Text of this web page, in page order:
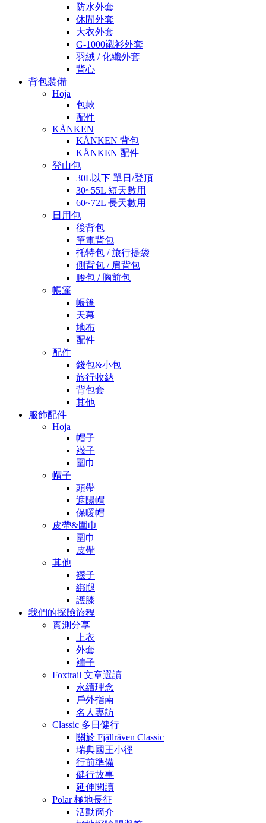
防水外套
休閒外套
大衣外套
G-1000襯衫外套
羽絨 / 化纖外套
背心
背包裝備
Hoja
包款
配件
KÅNKEN
KÅNKEN 背包
KÅNKEN 配件
登山包
30L以下 單日/登頂
30~55L 短天數用
60~72L 長天數用
日用包
後背包
筆電背包
托特包 / 旅行提袋
側背包 / 肩背包
腰包 / 胸前包
帳篷
帳篷
天幕
地布
配件
配件
錢包&小包
旅行收納
背包套
其他
服飾配件
Hoja
帽子
襪子
圍巾
帽子
頭帶
遮陽帽
保暖帽
皮帶&圍巾
圍巾
皮帶
其他
襪子
綁腿
護膝
我們的探險旅程
實測分享
上衣
外套
褲子
Foxtrail 文章選讀
永續理念
戶外指南
名人專訪
Classic 多日健行
關於 Fjällräven Classic
瑞典國王小徑
行前準備
健行故事
延伸閱讀
Polar 極地長征
活動簡介